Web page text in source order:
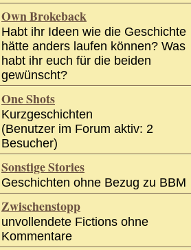
Own Brokeback
Habt ihr Ideen wie die Geschichte
hätte anders laufen können? Was
habt ihr euch für die beiden
gewünscht?
One Shots
Kurzgeschichten
(Benutzer im Forum aktiv: 2
Besucher)
Sonstige Stories
Geschichten ohne Bezug zu BBM
Zwischenstopp
unvollendete Fictions ohne
Kommentare